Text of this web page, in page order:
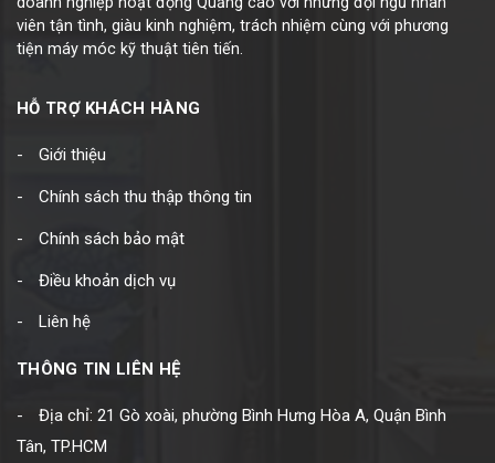
viên tận tình, giàu kinh nghiệm, trách nhiệm cùng với phương
tiện máy móc kỹ thuật tiên tiến.
HỖ TRỢ KHÁCH HÀNG
Giới thiệu
Chính sách thu thập thông tin
Chính sách bảo mật
Điều khoản dịch vụ
Liên hệ
THÔNG TIN LIÊN HỆ
Địa chỉ: 21 Gò xoài, phường Bình Hưng Hòa A, Quận Bình
Tân, TP.HCM